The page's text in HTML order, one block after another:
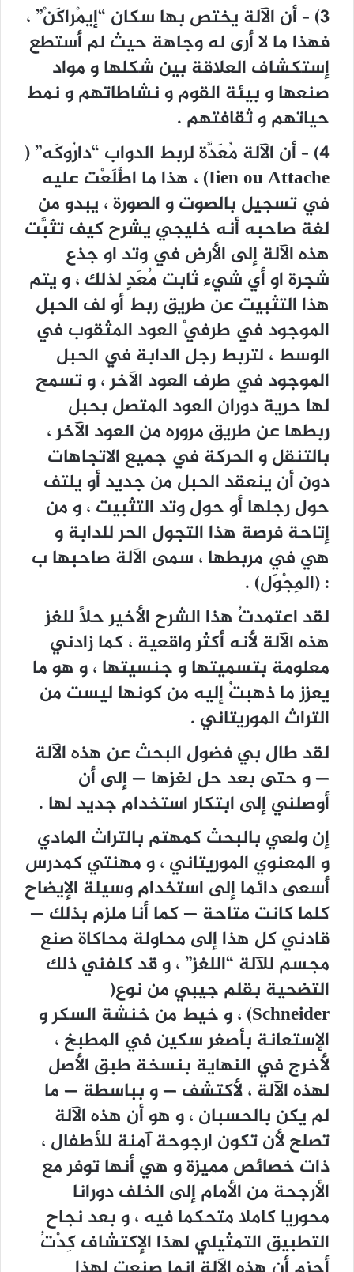
3) – أن الآلة يختص بها سكان “إيمْراكَنْ” ،
فهذا ما لا أرى له وجاهة حيث لم أستطع
إستكشاف العلاقة بين شكلها و مواد
صنعها و بيئة القوم و نشاطاتهم و نمط
حياتهم و ثقافتهم .
4) – أن الآلة مُعَدَّة لربط الدواب “دارُوكَه” (
Iien ou Attache) ، هذا ما اطَّلَعْت عليه
في تسجيل بالصوت و الصورة ، يبدو من
لغة صاحبه أنه خليجي يشرح كيف تثَبَّت
هذه الآلة إلى الأرض في وتد او جذع
شجرة او أي شيء ثابت مُعَدٍ لذلك ، و يتم
هذا التثبيت عن طريق ربط أو لف الحبل
الموجود في طرفيْ العود المثقوب في
الوسط ، لتربط رجل الدابة في الحبل
الموجود في طرف العود الآخر ، و تسمح
لها حرية دوران العود المتصل بحبل
ربطها عن طريق مروره من العود الآخر ،
بالتنقل و الحركة في جميع الاتجاهات
دون أن ينعقد الحبل من جديد أو يلتف
حول رجلها أو حول وتد التثبيت ، و من
إتاحة فرصة هذا التجول الحر للدابة و
هي في مربطها ، سمى الآلة صاحبها ب
: (المِجْوَل) .
لقد اعتمدتُ هذا الشرح الأخير حلاً للغز
هذه الآلة لأنه أكثر واقعية ، كما زادني
معلومة بتسميتها و جنسيتها ، و هو ما
يعزز ما ذهبتُ إليه من كونها ليست من
التراث الموريتاني .
لقد طال بي فضول البحث عن هذه الآلة
— و حتى بعد حل لغزها — إلى أن
أوصلني إلى ابتكار استخدام جديد لها .
إن ولعي بالبحث كمهتم بالتراث المادي
و المعنوي الموريتاني ، و مهنتي كمدرس
أسعى دائما إلى استخدام وسيلة الإيضاح
كلما كانت متاحة — كما أنا ملزم بذلك —
قادني كل هذا إلى محاولة محاكاة صنع
مجسم للآلة “اللغز” ، و قد كلفني ذلك
التضحية بقلم جيبي من نوع(
Schneider) ، و خيط من خنشة السكر و
الإستعانة بأصغر سكين في المطبخ ،
لأخرج في النهاية بنسخة طبق الأصل
لهذه الآلة ، لأكتشف — و بباسطة — ما
لم يكن بالحسبان ، و هو أن هذه الآلة
تصلح لأن تكون ارجوحة آمنة للأطفال ،
ذات خصائص مميزة و هي أنها توفر مع
الأرجحة من الأمام إلى الخلف دورانا
محوريا كاملا متحكما فيه ، و بعد نجاح
التطبيق التمثيلي لهذا الإكتشاف كِدْتُ